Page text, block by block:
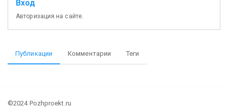
Вход
Авторизация на сайте.
Публикации Комментарии Теги
©2024 Pozhproekt.ru